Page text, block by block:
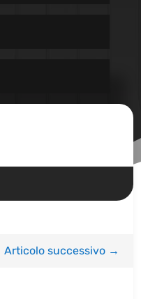
Articolo successivo→